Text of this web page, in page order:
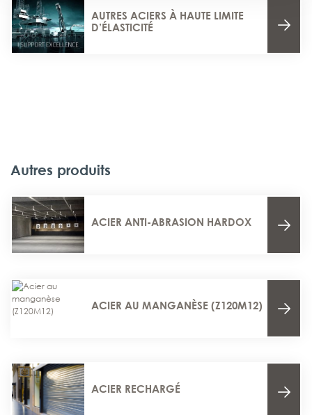
AUTRES ACIERS À HAUTE LIMITE
D’ÉLASTICITÉ
Autres produits
ACIER ANTI-ABRASION HARDOX
ACIER AU MANGANÈSE (Z120M12)
ACIER RECHARGÉ